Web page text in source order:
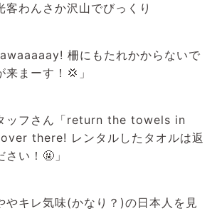
客わんさか沢山でびっくり
柵にもたれかからないで
まーす！💢」
ッフさん「return the towels in
there! レンタルしたタオルは返
い！🤬」
やキレ気味(かなり？)の日本人を見